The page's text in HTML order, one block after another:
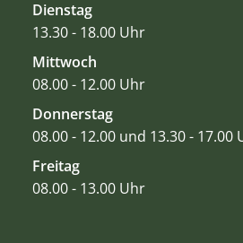
Dienstag
13.30 - 18.00 Uhr
Mittwoch
08.00 - 12.00 Uhr
Donnerstag
08.00 - 12.00 und 13.30 - 17.00
Freitag
08.00 - 13.00 Uhr